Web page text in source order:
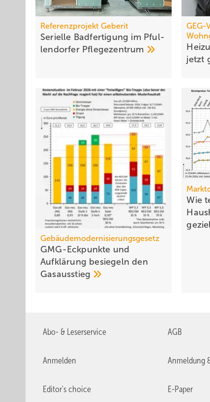
Referenzprojekt Geberit
Serielle Badfertigung im Pful­
len­dor­fer Pfle­ge­zen­trum
GEG-
jetzt
Gebäudemodernisierungsgesetz
GMG-Eckpunkte und
Aufklärung besiegeln den
Gasausstieg
Wie
Abo- & Leserservice AGB
Anmelden Anmeldung
Editor's choice E-Paper